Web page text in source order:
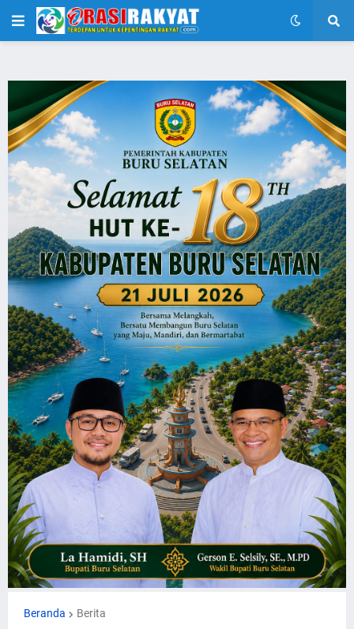
Beranda Berita